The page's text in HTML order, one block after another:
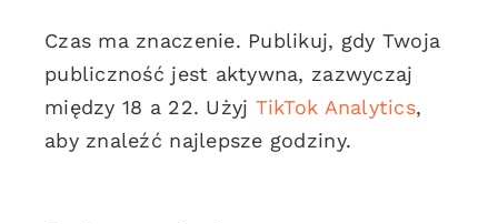
Czas ma znaczenie. Publikuj, gdy Twoja
publiczność jest aktywna, zazwyczaj
między 18 a 22. Użyj TikTok Analytics,
aby znaleźć najlepsze godziny.